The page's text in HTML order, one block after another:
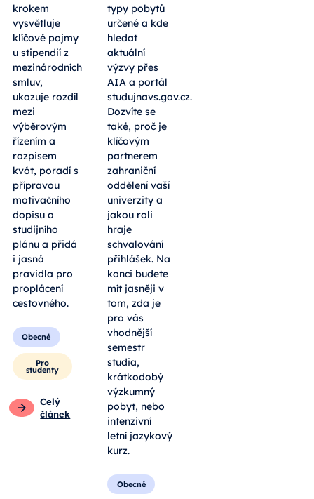
krokem
vysvětluje
klíčové pojmy
u stipendií z
mezinárodních
smluv,
ukazuje rozdíl
mezi
výběrovým
řízením a
rozpisem
kvót, poradí s
přípravou
motivačního
dopisu a
studijního
plánu a přidá
i jasná
pravidla pro
proplácení
cestovného.
Obecné
Pro
studenty
Celý
článek
typy pobytů
určené a kde
hledat
aktuální
výzvy přes
AIA a portál
studujnavs.gov.cz.
Dozvíte se
také, proč je
klíčovým
partnerem
zahraniční
oddělení vaší
univerzity a
jakou roli
hraje
schvalování
přihlášek. Na
konci budete
mít jasněji v
tom, zda je
pro vás
vhodnější
semestr
studia,
krátkodobý
výzkumný
pobyt, nebo
intenzivní
letní jazykový
kurz.
Obecné